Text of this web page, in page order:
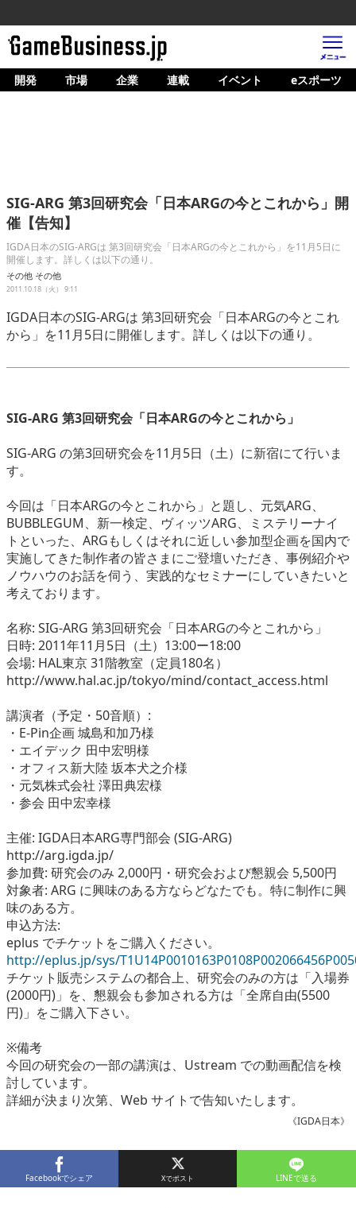
ホーム
企業動向
人材育成
産業政策
イベント/セミナー
eスポーツ
開発 市場 企業 連載 イベント eスポーツ
SIG-ARG 第3回研究会「日本ARGの今とこれから」開
催【告知】
IGDA日本のSIG-ARGは 第3回研究会「日本ARGの今とこれから」を11月5日に
開催します。詳しくは以下の通り。
その他 その他
2011.10.18（火） 9:11
IGDA日本のSIG-ARGは 第3回研究会「日本ARGの今とこれ
から」を11月5日に開催します。詳しくは以下の通り。
SIG-ARG 第3回研究会「日本ARGの今とこれから」
SIG-ARG の第3回研究会を11月5日（土）に新宿にて行いま
す。
今回は「日本ARGの今とこれから」と題し、元気ARG、
BUBBLEGUM、新一検定、ヴィッツARG、ミステリーナイ
トといった、ARGもしくはそれに近しい参加型企画を国内で
実施してきた制作者の皆さまにご登壇いただき、事例紹介や
ノウハウのお話を伺う、実践的なセミナーにしていきたいと
考えております。
名称: SIG-ARG 第3回研究会「日本ARGの今とこれから」
日時: 2011年11月5日（土）13:00ー18:00
会場: HAL東京 31階教室（定員180名）
http://www.hal.ac.jp/tokyo/mind/contact_access.html
講演者（予定・50音順）:
・E-Pin企画 城島和加乃様
・エイデック 田中宏明様
・オフィス新大陸 坂本犬之介様
・元気株式会社 澤田典宏様
・参会 田中宏幸様
主催: IGDA日本ARG専門部会 (SIG-ARG)
http://arg.igda.jp/
参加費: 研究会のみ 2,000円・研究会および懇親会 5,500円
対象者: ARG に興味のある方ならどなたでも。特に制作に興
味のある方。
申込方法:
eplus でチケットをご購入ください。
http://eplus.jp/sys/
チケット販売システムの都合上、研究会のみの方は「入場券
(2000円)」を、懇親会も参加される方は「全席自由(5500
円)」をご購入下さい。
※備考
今回の研究会の一部の講演は、Ustream での動画配信を検
討しています。
詳細が決まり次第、Web サイトで告知いたします。
《IGDA日本》
Facebookでシェア LINEで送る